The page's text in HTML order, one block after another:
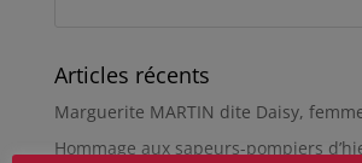
Articles récents
Marguerite MARTIN dite Daisy,
Hommage aux sapeurs-pompiers